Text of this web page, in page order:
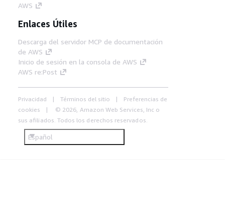
AWS
Enlaces Útiles
Descarga del servidor MCP de documentación
de AWS
Inicio de sesión en la consola de AWS
AWS re:Post
Privacidad Términos del sitio
Preferencias de
cookies
© 2026, Amazon Web Services, Inc o
sus afiliados. Todos los derechos reservados.
Español